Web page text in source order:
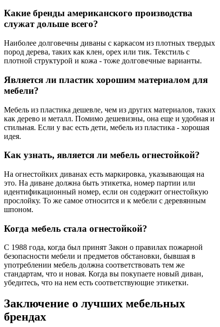
Какие бренды американского производства
служат дольше всего?
Наиболее долговечны диваны с каркасом из плотных твердых
пород дерева, таких как клен, орех или тик. Текстиль с
плотной структурой и кожа - тоже долговечные варианты.
Является ли пластик хорошим материалом для
мебели?
Мебель из пластика дешевле, чем из других материалов, таких
как дерево и металл. Помимо дешевизны, она еще и удобная и
стильная. Если у вас есть дети, мебель из пластика - хорошая
идея.
Как узнать, является ли мебель огнестойкой?
На огнестойких диванах есть маркировка, указывающая на
это. На диване должна быть этикетка, номер партии или
идентификационный номер, если он содержит огнестойкую
прослойку. То же самое относится и к мебели с деревянным
шпоном.
Когда мебель стала огнестойкой?
С 1988 года, когда был принят Закон о правилах пожарной
безопасности мебели и предметов обстановки, бывшая в
употреблении мебель должна соответствовать тем же
стандартам, что и новая. Когда вы покупаете новый диван,
убедитесь, что на нем есть соответствующие этикетки.
Заключение о лучших мебельных
брендах